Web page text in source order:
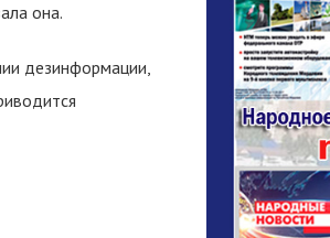
она.
дезинформации,